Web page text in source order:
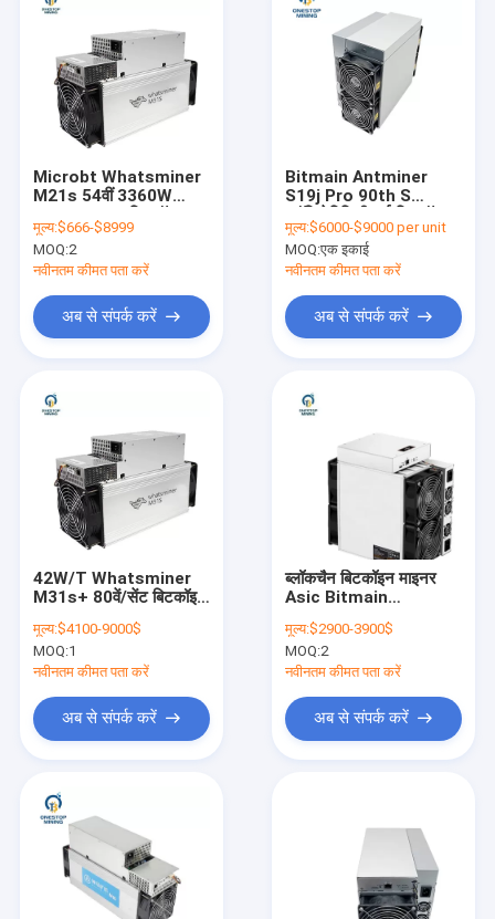
हमारे बारे में
हमसे संपर्क करें
एथेरियम माइनर Asic
लाइटकॉइन माइनर Asic
डिक्रेड माइनर
ZEC खनिक
Microbt Whatsminer
M21s 54वीं 3360W
माइनिंग डिवाइस
मूल्य:$666-$8999
MOQ:2
नवीनतम कीमत पता करें
अब से संपर्क करें
Bitmain Antminer
S19j Pro 90th S
माइनर डिटेक्टर 3060W
मूल्य:$6000-$9000 per unit
MOQ:एक इकाई
नवीनतम कीमत पता करें
अब से संपर्क करें
42W/T Whatsminer
M31s+ 80वें/सेंट बिटकॉइन
लाभप्रदता उच्च
मूल्य:$4100-9000$
MOQ:1
नवीनतम कीमत पता करें
अब से संपर्क करें
ब्लॉकचैन बिटकॉइन माइनर
Asic Bitmain
70th/S 2800w
मूल्य:$2900-3900$
MOQ:2
नवीनतम कीमत पता करें
अब से संपर्क करें